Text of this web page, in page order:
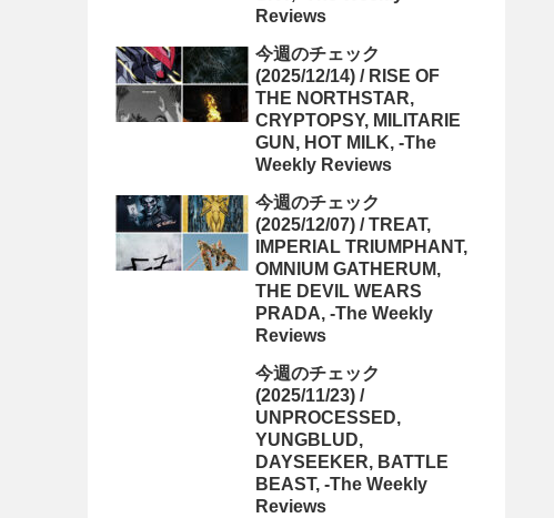
Reviews
今週のチェック
(2025/12/14) / RISE OF
THE NORTHSTAR,
CRYPTOPSY, MILITARIE
GUN, HOT MILK, -The
Weekly Reviews
今週のチェック
(2025/12/07) / TREAT,
IMPERIAL TRIUMPHANT,
OMNIUM GATHERUM,
THE DEVIL WEARS
PRADA, -The Weekly
Reviews
今週のチェック
(2025/11/23) /
UNPROCESSED,
YUNGBLUD,
DAYSEEKER, BATTLE
BEAST, -The Weekly
Reviews